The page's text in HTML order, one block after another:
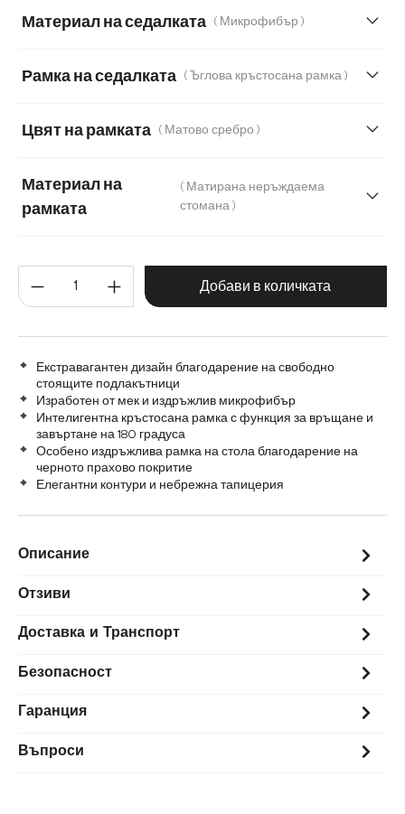
Материал на седалката ( Микрофибър )
Рамка на седалката ( Ъглова кръстосана рамка )
Цвят на рамката ( Матово сребро )
Материал на
рамката
( Матирана неръждаема
стомана )
Графитена неръждаема стомана Метал
Количество на продукта:
Добави в количката
Екстравагантен дизайн благодарение на свободно
стоящите подлакътници
Изработен от мек и издръжлив микрофибър
Интелигентна кръстосана рамка с функция за връщане и
завъртане на 180 градуса
Особено издръжлива рамка на стола благодарение на
черното прахово покритие
Елегантни контури и небрежна тапицерия
Описание
Отзиви
Доставка и Транспорт
Безопасност
Гаранция
Въпроси